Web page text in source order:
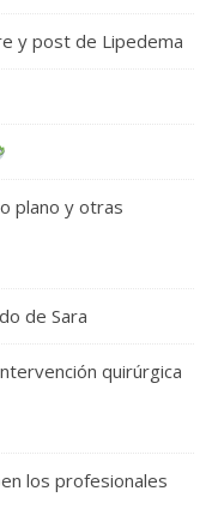
y post de Lipedema
plano y otras
de Sara
quirúrgica
los profesionales